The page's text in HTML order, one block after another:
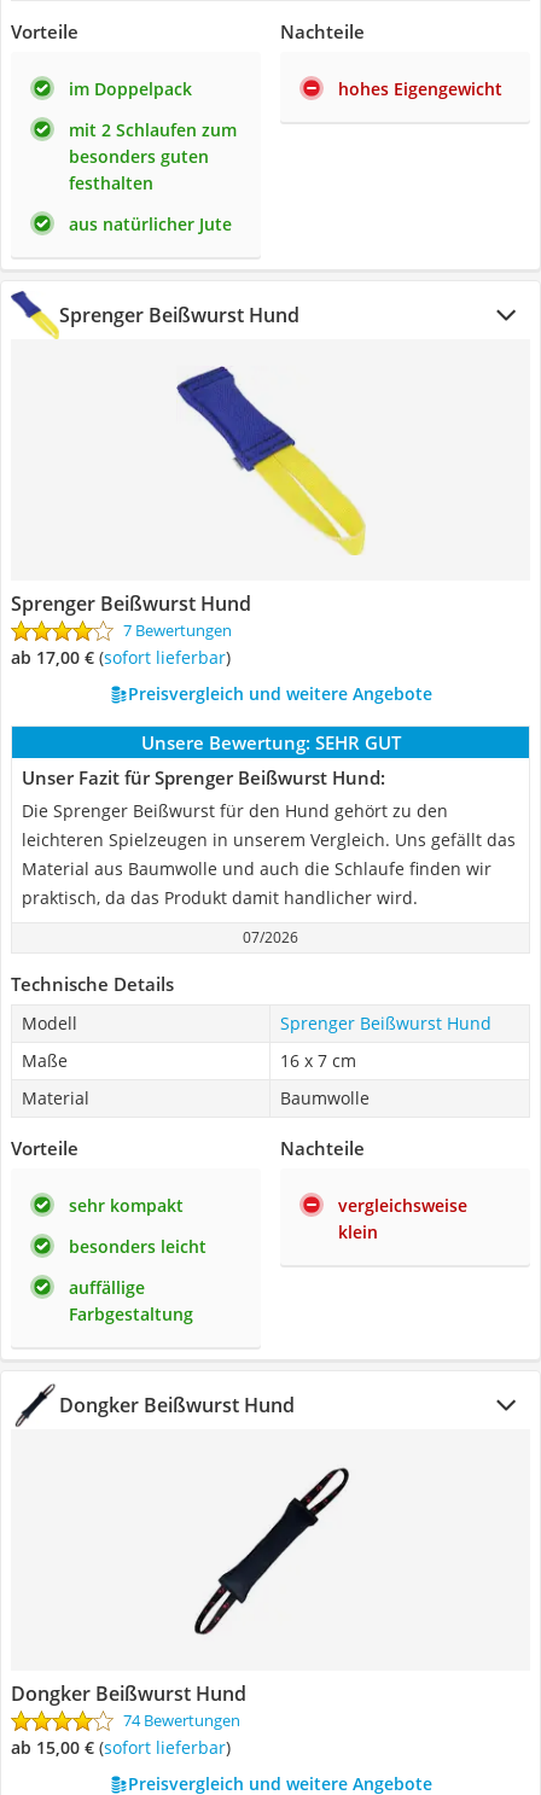
Vorteile
im Doppelpack
mit 2 Schlaufen zum
besonders guten
festhalten
aus natürlicher Jute
Nachteile
hohes Eigengewicht
Sprenger Beißwurst Hund
Sprenger Beißwurst Hund
7 Bewertungen
ab 17,00 € ( Sofort lieferbar)
Preisvergleich und weitere Angebote
Unsere Bewertung: SEHR GUT
Unser Fazit für Sprenger Beißwurst Hund:
Die Sprenger Beißwurst für den Hund gehört zu den
leichteren Spielzeugen in unserem Vergleich. Uns gefällt das
Material aus Baumwolle und auch die Schlaufe finden wir
praktisch, da das Produkt damit handlicher wird.
07/2026
Technische Details
Modell
Sprenger Beißwurst Hund
Maße
16 x 7 cm
Material
Baumwolle
Vorteile
sehr kompakt
besonders leicht
auffällige
Farbgestaltung
Nachteile
vergleichsweise
klein
Dongker Beißwurst Hund
Dongker Beißwurst Hund
74 Bewertungen
ab 15,00 € ( Sofort lieferbar)
Preisvergleich und weitere Angebote